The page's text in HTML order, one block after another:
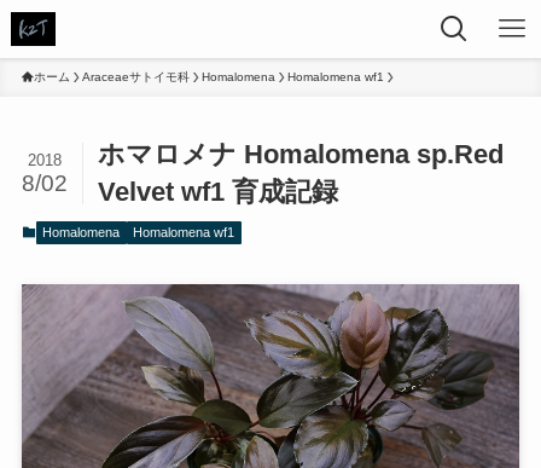
ホーム Araceaeサトイモ科 Homalomena Homalomena wf1
ホマロメナ Homalomena sp.Red
Velvet wf1 育成記録
2018
8/02
Homalomena Homalomena wf1